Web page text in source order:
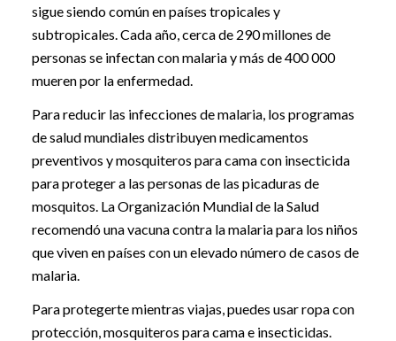
sigue siendo común en países tropicales y
subtropicales. Cada año, cerca de 290 millones de
personas se infectan con malaria y más de 400 000
mueren por la enfermedad.
Para reducir las infecciones de malaria, los programas
de salud mundiales distribuyen medicamentos
preventivos y mosquiteros para cama con insecticida
para proteger a las personas de las picaduras de
mosquitos. La Organización Mundial de la Salud
recomendó una vacuna contra la malaria para los niños
que viven en países con un elevado número de casos de
malaria.
Para protegerte mientras viajas, puedes usar ropa con
protección, mosquiteros para cama e insecticidas.